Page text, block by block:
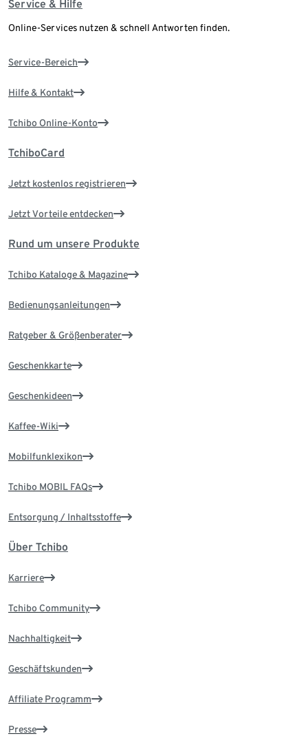
Service & Hilfe
Online-Services nutzen & schnell Antworten finden.
Service-Bereich
Hilfe & Kontakt
Tchibo Online-Konto
TchiboCard
Jetzt kostenlos registrieren
Jetzt Vorteile entdecken
Rund um unsere Produkte
Tchibo Kataloge & Magazine
Bedienungsanleitungen
Ratgeber & Größenberater
Geschenkkarte
Geschenkideen
Kaffee-Wiki
Mobilfunklexikon
Tchibo MOBIL FAQs
Entsorgung / Inhaltsstoffe
Über Tchibo
Karriere
Tchibo Community
Nachhaltigkeit
Geschäftskunden
Affiliate Programm
Presse